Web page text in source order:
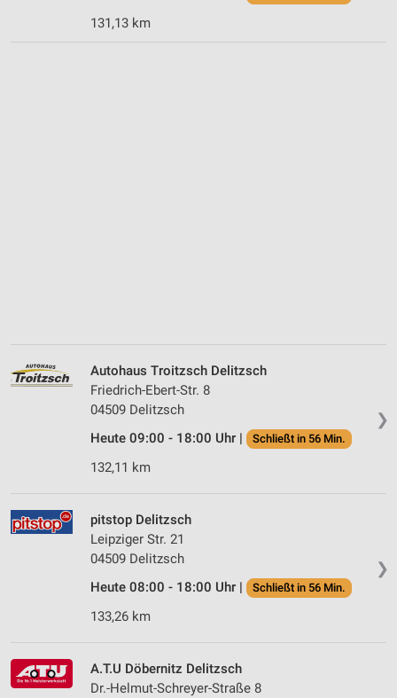
131,13 km
❯
Autohaus Troitzsch Delitzsch
Friedrich-Ebert-Str. 8
04509 Delitzsch
Heute 09:00 - 18:00 Uhr |
Schließt in 56 Min.
132,11 km
❯
pitstop Delitzsch
Leipziger Str. 21
04509 Delitzsch
Heute 08:00 - 18:00 Uhr |
Schließt in 56 Min.
133,26 km
A.T.U Döbernitz Delitzsch
Dr.-Helmut-Schreyer-Straße 8